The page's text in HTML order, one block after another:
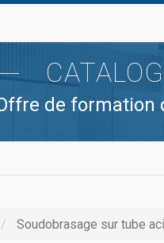
de formation
Soudobrasage sur tube